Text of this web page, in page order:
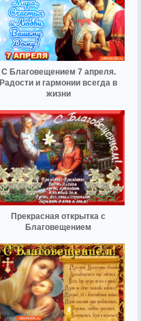
С Благовещением 7 апреля.
Радости и гармонии всегда в
жизни
Прекрасная открытка с
Благовещением